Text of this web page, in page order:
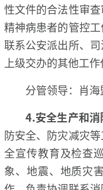
性文件的合法性审
精神病患者的管控
联系公安派出所、
上级交办的其他工作
分管领导：肖
4.安全生产和消
防安全、防灾减灾
全宣传教育及检查
象、地震、地质灾